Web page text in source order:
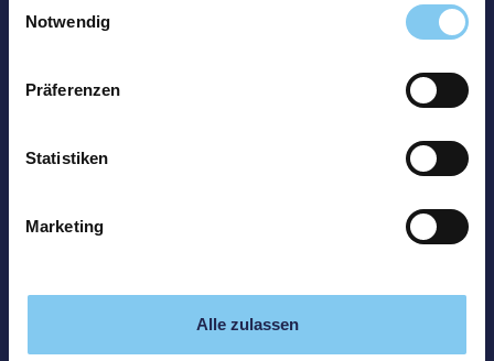
Notwendig
Präferenzen
Statistiken
Marketing
Alle zulassen